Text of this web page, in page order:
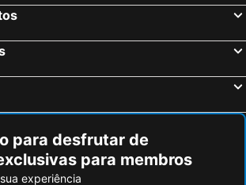
para desfrutar de
para membros
experiência